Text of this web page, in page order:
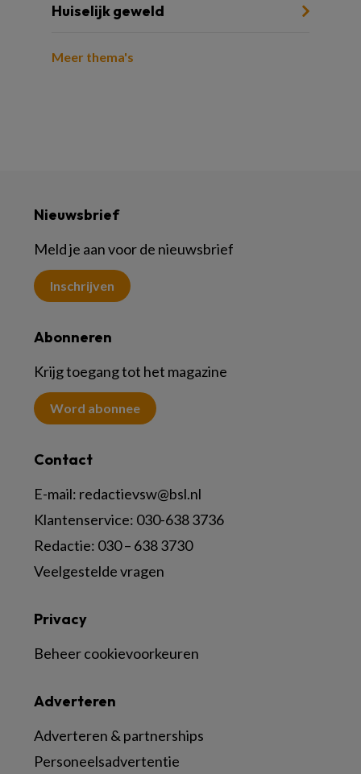
Huiselijk geweld
Meer thema's
Nieuwsbrief
Meld je aan voor de nieuwsbrief
Inschrijven
Abonneren
Krijg toegang tot het magazine
Word abonnee
Contact
E-mail: redactievsw@bsl.nl
Klantenservice: 030-638 3736
Redactie: 030 – 638 3730
Veelgestelde vragen
Adverteren
Adverteren & partnerships
Personeelsadvertentie
Privacy
Beheer cookievoorkeuren